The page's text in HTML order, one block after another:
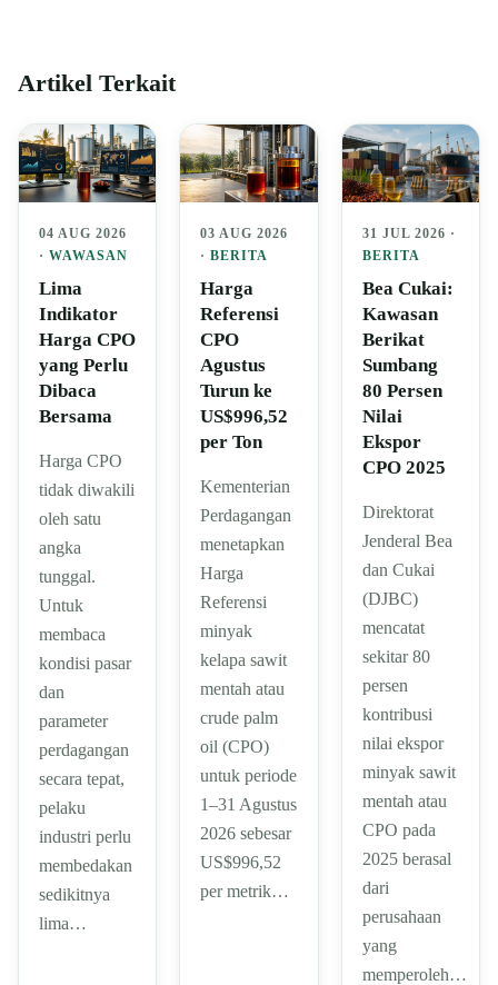
Artikel Terkait
04 AUG 2026
· WAWASAN
Lima
Indikator
Harga CPO
yang Perlu
Dibaca
Bersama
Harga CPO
tidak diwakili
oleh satu
angka
tunggal.
Untuk
membaca
kondisi pasar
dan
parameter
perdagangan
secara tepat,
pelaku
industri perlu
membedakan
sedikitnya
lima…
03 AUG 2026
·BERITA
Harga
Referensi
CPO
Agustus
Turun ke
US$996,52
per Ton
Kementerian
Perdagangan
menetapkan
Harga
Referensi
minyak
kelapa sawit
mentah atau
crude palm
oil (CPO)
untuk periode
1–31 Agustus
2026 sebesar
US$996,52
per metrik…
31 JUL 2026 ·
BERITA
Bea Cukai:
Kawasan
Berikat
Sumbang
80 Persen
Nilai
Ekspor
CPO 2025
Direktorat
Jenderal Bea
dan Cukai
(DJBC)
mencatat
sekitar 80
persen
kontribusi
nilai ekspor
minyak sawit
mentah atau
CPO pada
2025 berasal
dari
perusahaan
yang
memperoleh…